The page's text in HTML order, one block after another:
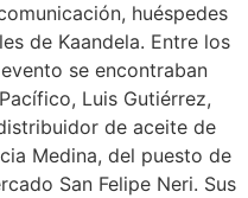
huéspedes
de Kaandela. Entre los
se encontraban
Luis Gutiérrez,
de aceite de
Medina, del puesto de
San Felipe Neri. Sus